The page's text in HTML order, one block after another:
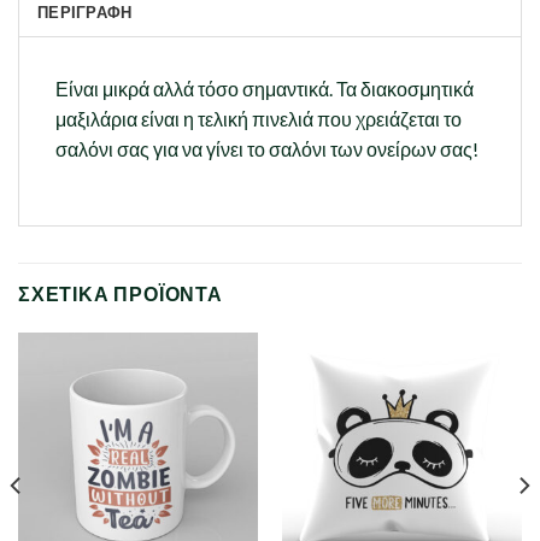
ΠΕΡΙΓΡΑΦΉ
Είναι μικρά αλλά τόσο σημαντικά. Τα διακοσμητικά
μαξιλάρια είναι η τελική πινελιά που χρειάζεται το
σαλόνι σας για να γίνει το σαλόνι των ονείρων σας!
ΣΧΕΤΙΚΆ ΠΡΟΪΌΝΤΑ